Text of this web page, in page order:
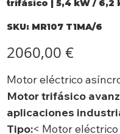
trifásico | 5,4 kW / 6,2
SKU: SKU
MR107
MR107 T1MA/6
2060,00 €
Motor eléctrico
Motor trifásico
aplicaciones
Tipo:< Motor